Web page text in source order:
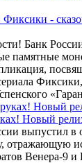
-
Банк
памятные
Новый
выпустил
отражающую
Венера-9 и